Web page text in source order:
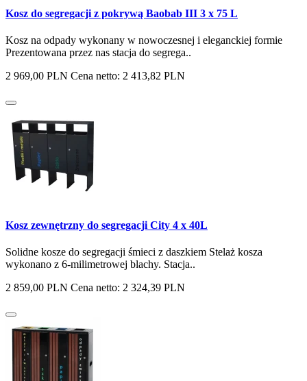
Kosz do segregacji z pokrywą Baobab III 3 x 75 L
Kosz na odpady wykonany w nowoczesnej i eleganckiej formie
Prezentowana przez nas stacja do segrega..
2 969,00 PLN Cena netto: 2 413,82 PLN
Kosz zewnętrzny do segregacji City 4 x 40L
Solidne kosze do segregacji śmieci z daszkiem Stelaż kosza
wykonano z 6-milimetrowej blachy. Stacja..
2 859,00 PLN Cena netto: 2 324,39 PLN